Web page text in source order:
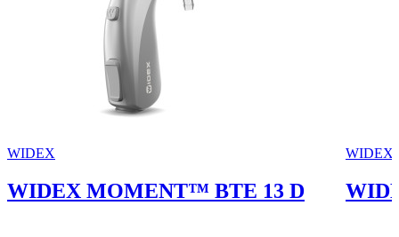
WIDEX
WIDEX MOMENT™ BTE 13 D
WIDEX